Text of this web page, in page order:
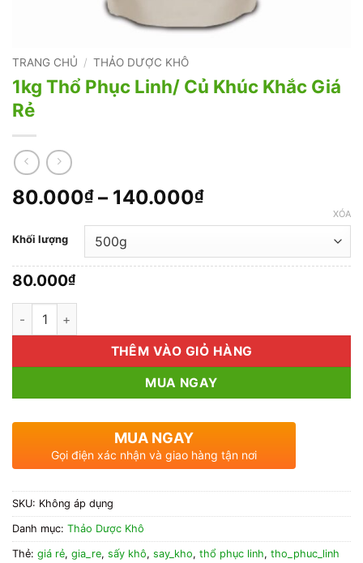
TRANG CHỦ / THẢO DƯỢC KHÔ
1kg Thổ Phục Linh/ Củ Khúc Khắc Giá
Rẻ
80.000₫ – 140.000₫Khoảng
80.000₫
đến
Khối lượng
XÓA
80.000₫
1kg Thổ Phục Linh/ Củ Khúc Khắc Giá Rẻ số lượng
THÊM VÀO GIỎ HÀNG
MUA NGAY
MUA NGAY
Gọi điện xác nhận và giao hàng tận nơi
SKU: Không áp dụng
Danh mục: Thảo Dược Khô
Thẻ: giá rẻ, gia_re, sấy khô, say_kho, thổ phục linh, tho_phuc_linh